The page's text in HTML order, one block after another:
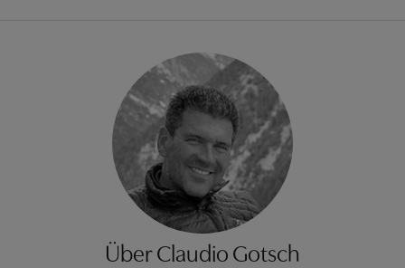
Über Claudio Gotsch